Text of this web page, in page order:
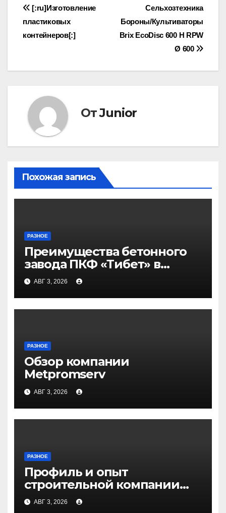
Навигация
по
Сельхозтехника
Бороны/Культиваторы
Brix EcoDisc 600 H RPW
Ø 600
[:ru]Изготовление
пластиковых
контейнеров[:]
ОтJunior
Похожая запись
РАЗНОЕ
Преимущества бетонного
завода ПКФ «Тибет» в
Волгограде и Волжском
АВГ 3, 2026
РАЗНОЕ
Обзор компании
Metpromserv
АВГ 3, 2026
РАЗНОЕ
Профиль и опыт
строительной компании
Медичи
АВГ 3, 2026